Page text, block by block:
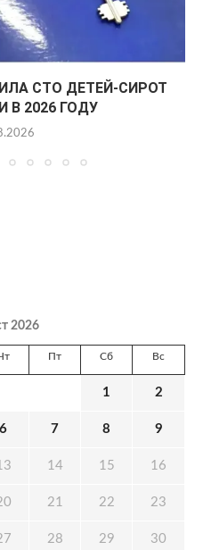
СТО ДЕТЕЙ-СИРОТ
В 2026 ГОДУ
2026
Пт Сб Вс
1 2
6 7 8 9
14 15 16
21 22 23
28 29 30